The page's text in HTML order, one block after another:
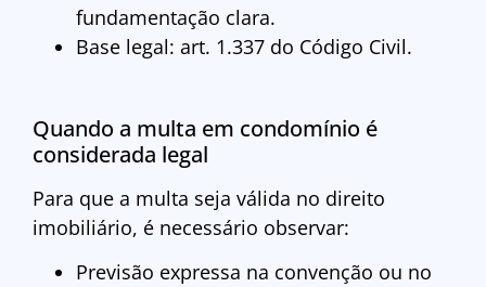
fundamentação clara.
Base legal: art. 1.337 do Código Civil.
Quando a multa em condomínio é
considerada legal
Para que a multa seja válida no direito
imobiliário, é necessário observar:
Previsão expressa na convenção ou no